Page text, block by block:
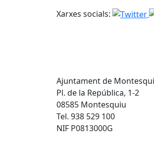
Xarxes socials:
Ajuntament de
Pl. de la República, 1-2
08585 Montesquiu
Tel. 938 529 100
NIF P0813000G